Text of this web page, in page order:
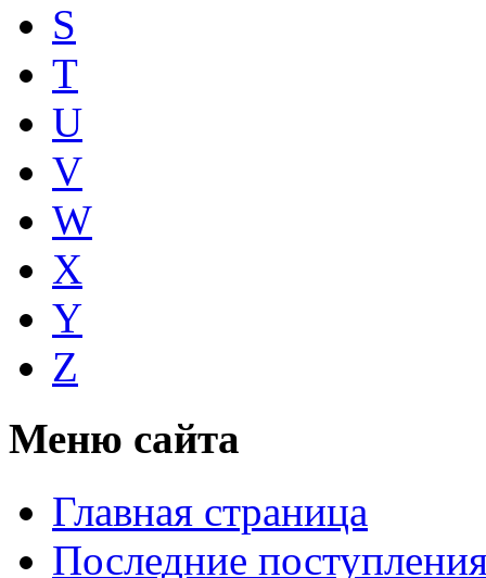
S
T
U
V
W
X
Y
Z
Меню сайта
Главная страница
Последние